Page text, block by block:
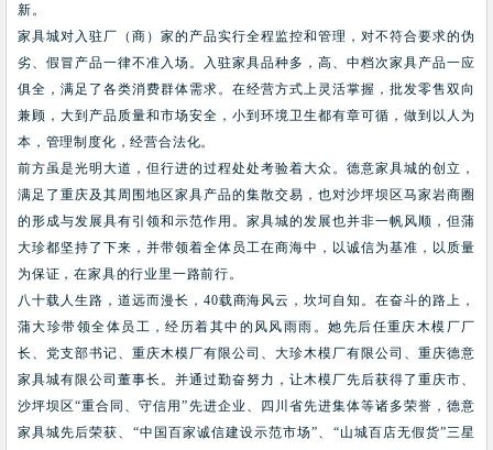
新。
家具城对入驻厂（商）家的产品实行全程监控和管理，对不符合要求的伪
劣、假冒产品一律不准入场。入驻家具品种多，高、中档次家具产品一应
俱全，满足了各类消费群体需求。在经营方式上灵活掌握，批发零售双向
兼顾，大到产品质量和市场安全，小到环境卫生都有章可循，做到以人为
本，管理制度化，经营合法化。
前方虽是光明大道，但行进的过程处处考验着大众。德意家具城的创立，
满足了重庆及其周围地区家具产品的集散交易，也对沙坪坝区马家岩商圈
的形成与发展具有引领和示范作用。家具城的发展也并非一帆风顺，但蒲
大珍都坚持了下来，并带领着全体员工在商海中，以诚信为基准，以质量
为保证，在家具的行业里一路前行。
八十载人生路，道远而漫长， 40载商海风云，坎坷自知。在奋斗的路上，
蒲大珍带领全体员工，经历着其中的风风雨雨。她先后任重庆木模厂厂
长、党支部书记、重庆木模厂有限公司、大珍木模厂有限公司、重庆德意
家具城有限公司董事长。并通过勤奋努力，让木模厂先后获得了重庆市、
沙坪坝区“重合同、守信用”先进企业、四川省先进集体等诸多荣誉，德意
家具城先后荣获、 “中国百家诚信建设示范市场”、 “山城百店无假货”三星